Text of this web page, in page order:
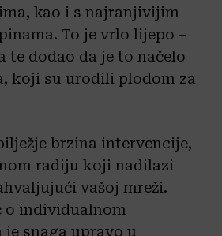
kao i s najranjivijim
To je vrlo lijepo –
te dodao da je to načelo
koji su urodili plodom za
brzina intervencije,
radiju koji nadilazi
vašoj mreži.
o individualnom
je snaga upravo u